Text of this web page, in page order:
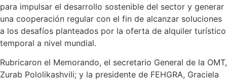
para impulsar el desarrollo sostenible del sector y generar
una cooperación regular con el fin de alcanzar soluciones
a los desafíos planteados por la oferta de alquiler turístico
temporal a nivel mundial.
Rubricaron el Memorando, el secretario General de la OMT,
Zurab Pololikashvili; y la presidente de FEHGRA, Graciela